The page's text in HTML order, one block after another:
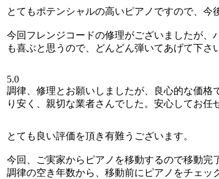
とてもポテンシャルの高いピアノですので、今
今回フレンジコードの修理がございましたが
も喜ぶと思うので、どんどん弾いてあげて下さ
5.0
調律、修理とお願いしましたが、良心的な価
り安く、親切な業者さんでした。安心してお任
とても良い評価を頂き有難うございます。
今回、ご実家からピアノを移動するので移動完
調律の空き年数から、移動前にピアノをチェッ